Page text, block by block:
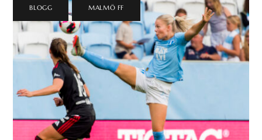
BLOGG MALMÖ FF